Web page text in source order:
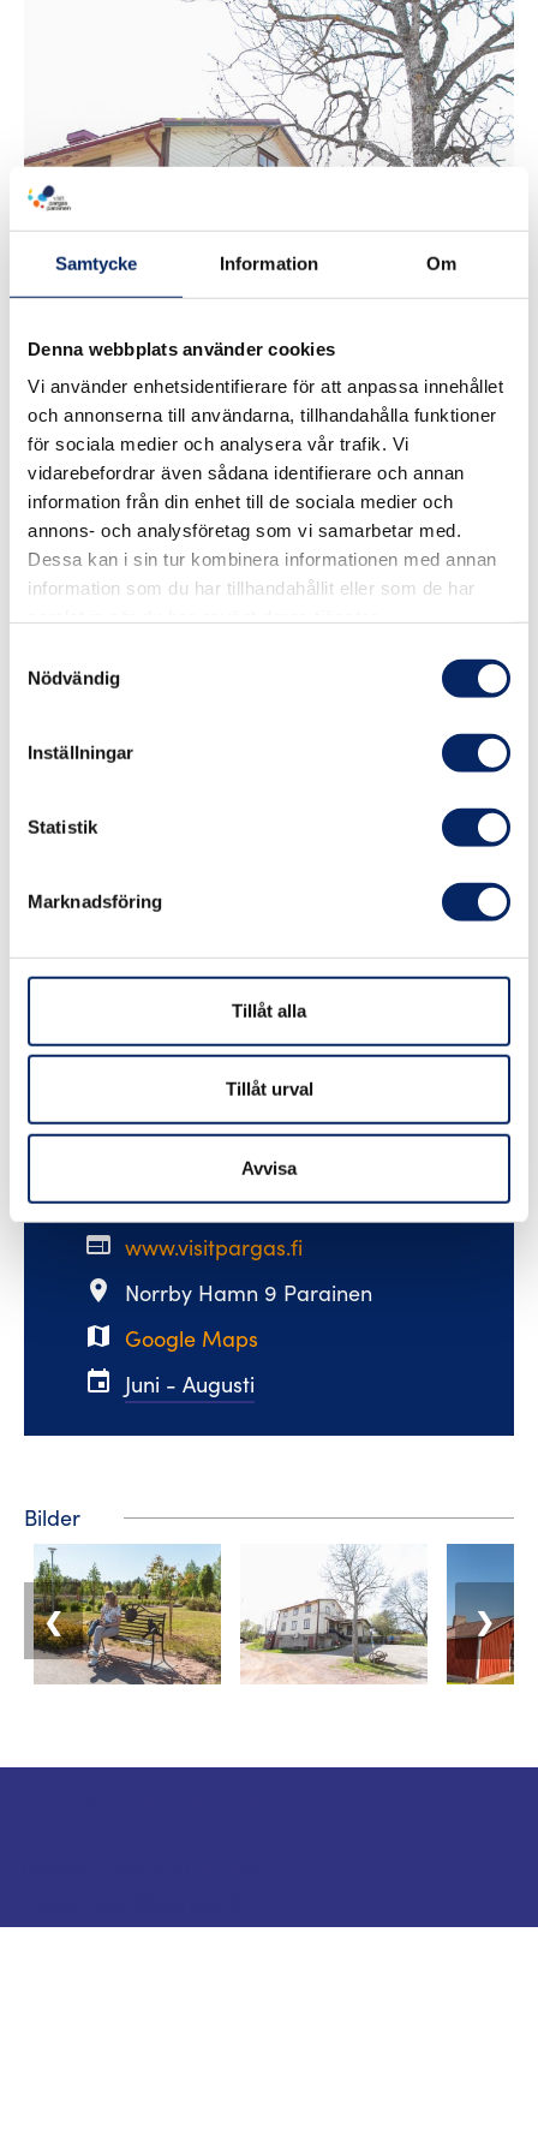
Samtycke Information Om
Denna webbplats använder cookies
Vi använder enhetsidentifierare för att anpassa innehållet
och annonserna till användarna, tillhandahålla funktioner
för sociala medier och analysera vår trafik. Vi
vidarebefordrar även sådana identifierare och annan
information från din enhet till de sociala medier och
annons- och analysföretag som vi samarbetar med.
Dessa kan i sin tur kombinera informationen med annan
information som du har tillhandahållit eller som de har
Nödvändig
Inställningar
Statistik
Marknadsföring
Tillåt alla
Tillåt urval
Avvisa
turistinformation
Iniö turistinformation
Iniö turistinformation hittar du i gästhamnen i
Visit Pargas | Visit Parainen
visit@pargas.fi
phone +358 400 117123
web www.visitpargas.fi
place
Norrby Hamn 9 Parainen
map Google Maps
event Juni - Augusti
Bilder
❮ ❯